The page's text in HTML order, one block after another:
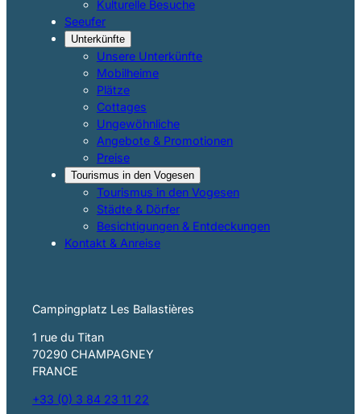
Kulturelle Besuche
Seeufer
Unterkünfte
Unsere Unterkünfte
Mobilheime
Plätze
Cottages
Ungewöhnliche
Angebote & Promotionen
Preise
Tourismus in den Vogesen
Tourismus in den Vogesen
Städte & Dörfer
Besichtigungen & Entdeckungen
Kontakt & Anreise
Campingplatz Les Ballastières
1 rue du Titan
70290 CHAMPAGNEY
FRANCE
+33 (0) 3 84 23 11 22